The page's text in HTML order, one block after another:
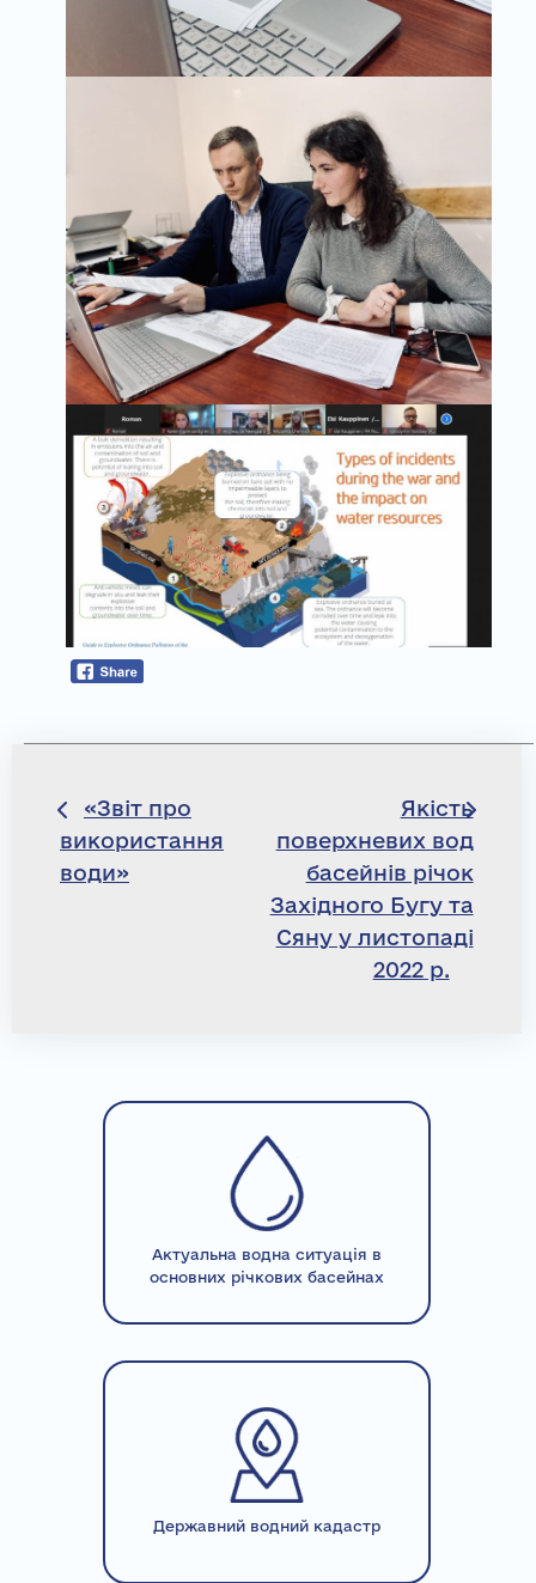
Навігація
записів
«Звіт про
використання
води»
Якість
поверхневих вод
басейнів річок
Західного Бугу та
Сяну у листопаді
2022 р.
Актуальна водна ситуація в
основних річкових басейнах
Державний водний кадастр